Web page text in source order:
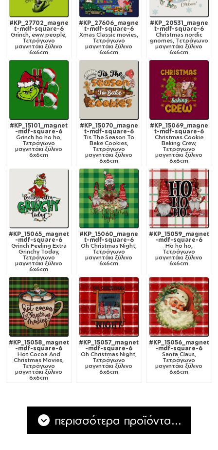
#KP_27702_magne
t-mdf-square-6
Grinch, eww people,
Τετράγωνο
μαγνητάκι ξύλινο
6x6cm
#KP_27606_magne
t-mdf-square-6
Xmas Classic movies,
Τετράγωνο
μαγνητάκι ξύλινο
6x6cm
#KP_20531_magne
t-mdf-square-6
Christmas nordic
gnomes, Τετράγωνο
μαγνητάκι ξύλινο
6x6cm
#KP_15101_magnet
-mdf-square-6
Grinch ho ho ho,
Τετράγωνο
μαγνητάκι ξύλινο
6x6cm
#KP_15070_magne
t-mdf-square-6
Tis The Season To
Bake Cookies,
Τετράγωνο
μαγνητάκι ξύλινο
6x6cm
#KP_15069_magne
t-mdf-square-6
Christmas Cookie
Baking Crew,
Τετράγωνο
μαγνητάκι ξύλινο
6x6cm
#KP_15065_magnet
-mdf-square-6
Grinch Feeling Extra
Grinchy Today,
Τετράγωνο
μαγνητάκι ξύλινο
6x6cm
#KP_15060_magne
t-mdf-square-6
Oh Christmas Night,
Τετράγωνο
μαγνητάκι ξύλινο
6x6cm
#KP_15059_magnet
-mdf-square-6
Ho ho ho,
Τετράγωνο
μαγνητάκι ξύλινο
6x6cm
#KP_15058_magnet
-mdf-square-6
Hot Cocoa And
Christmas Movies,
Τετράγωνο
μαγνητάκι ξύλινο
6x6cm
#KP_15057_magnet
-mdf-square-6
Oh Christmas Night,
Τετράγωνο
μαγνητάκι ξύλινο
6x6cm
#KP_15056_magnet
-mdf-square-6
Santa Claus,
Τετράγωνο
μαγνητάκι ξύλινο
6x6cm
περισσότερα προϊόντα...